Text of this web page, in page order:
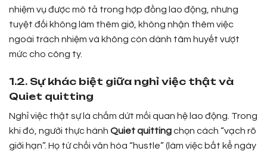
nhiệm vụ được mô tả trong hợp đồng lao động, nhưng
tuyệt đối không làm thêm giờ, không nhận thêm việc
ngoài trách nhiệm và không còn dành tâm huyết vượt
mức cho công ty.
1.2. Sự khác biệt giữa nghỉ việc thật và
Quiet quitting
Nghỉ việc thật sự là chấm dứt mối quan hệ lao động. Trong
khi đó, người thực hành Quiet quittingchọn cách “vạch rõ
giới hạn”. Họ từ chối văn hóa “hustle” (làm việc bất kể ngày